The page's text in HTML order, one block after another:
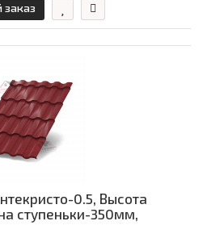
заказ
0.5, Высота
ступеньки-350мм,